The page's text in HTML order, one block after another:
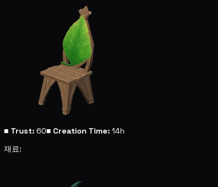
■ Trust: 60■ Creation Time: 14h
재료: